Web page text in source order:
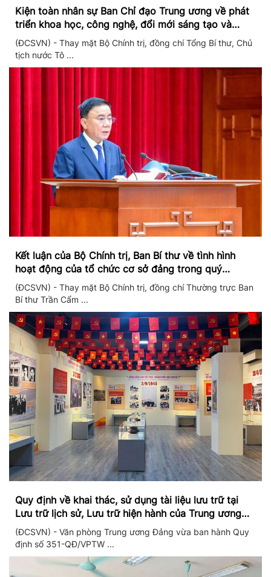
Kiện toàn nhân sự Ban Chỉ đạo Trung ương về phát
triển khoa học, công nghệ, đổi mới sáng tạo và
chuyển đổi số
(ĐCSVN) - Thay mặt Bộ Chính trị, đồng chí Tổng Bí thư, Chủ
tịch nước Tô ...
Kết luận của Bộ Chính trị, Ban Bí thư về tình hình
hoạt động của tổ chức cơ sở đảng trong quý
II/2026
(ĐCSVN) - Thay mặt Bộ Chính trị, đồng chí Thường trực Ban
Bí thư Trần Cẩm ...
Quy định về khai thác, sử dụng tài liệu lưu trữ tại
Lưu trữ lịch sử, Lưu trữ hiện hành của Trung ương
Đảng và Văn phòng Trung ương Đảng
(ĐCSVN) - Văn phòng Trung ương Đảng vừa ban hành Quy
định số 351-QĐ/VPTW ...